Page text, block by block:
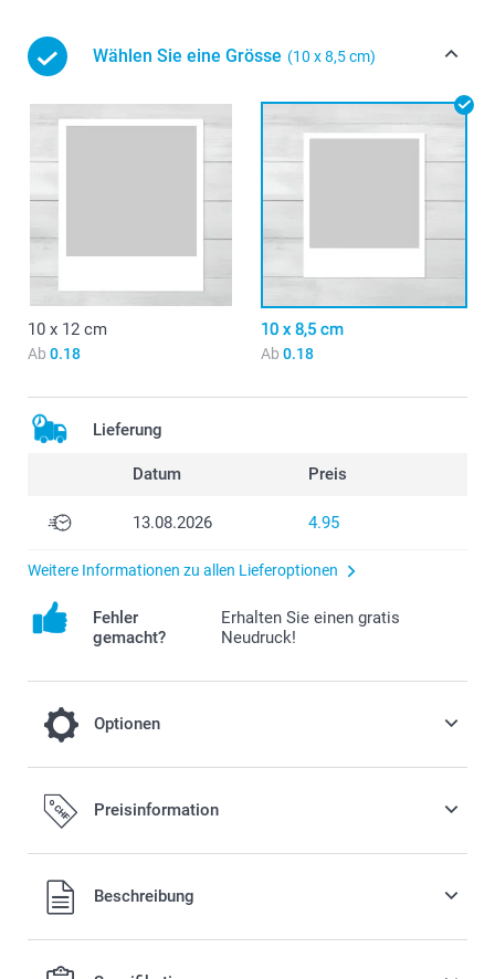
Wählen Sie eine Grösse (10 x 8,5 cm)
10 x 12 cm
Ab 0.18
10 x 8,5 cm
Ab 0.18
Lieferung
Datum Preis
13.08.2026 4.95
Weitere Informationen zu allen Lieferoptionen
Fehler
gemacht?
Erhalten Sie einen gratis
Neudruck!
Optionen
Farbeffekt
0.00 CHF
Schwarz-Weiss
Preisinformation
Alle Preise verstehen sich in Schweizer Franken (CHF) inkl.
Beschreibung